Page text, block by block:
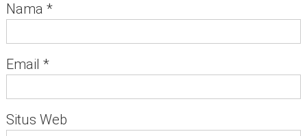
Nama *
Email *
Situs Web